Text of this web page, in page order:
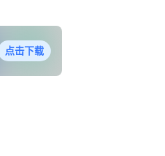
点击下载